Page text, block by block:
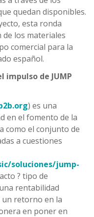
quedan disponibles.
esta ronda
los materiales
comercial para la
español.
impulso de JUMP
) es una
en el fomento de la
como el conjunto de
a cuestiones
soluciones/jump-
? tipo de
rentabilidad
un retorno en la
en poner en